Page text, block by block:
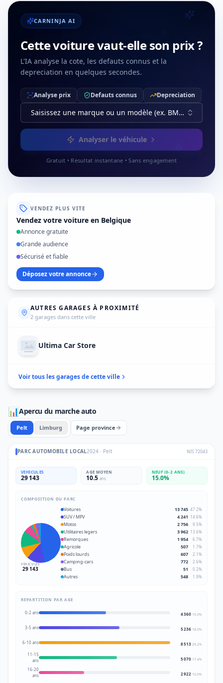
CARNINJA AI
Cette voiture vaut-elle son prix ?
L'IA analyse la cote, les defauts connus et la
depreciation en quelques secondes.
Analyse prix Defauts connus Depreciation
Saisissez une marque ou un modèle (ex. BMW, Série 3)
Analyser le véhicule
Gratuit • Resultat instantane • Sans engagement
VENDEZ PLUS VITE
Vendez votre voiture en Belgique
Annonce gratuite
Grande audience
Sécurisé et fiable
Déposez votre annonce
AUTRES GARAGES À PROXIMITÉ
2 garages dans cette ville
Ultima Car Store
Voir tous les garages de cette ville
📊Apercu du marche auto
Pelt Limburg Page province
PARC AUTOMOBILE LOCAL2024 · Pelt NIS72043
VEHICULES
29 143
AGE MOYEN
10.5 ans
NEUF (0-2 ANS)
15.0%
COMPOSITION DU PARC
VEHICULES
29 143
Voitures 13 745 47.2%
SUV / MPV 4 241 14.6%
Motos 2 756 9.5%
Utilitaires legers 3 962 13.6%
Remorques 1 954 6.7%
Agricole 507 1.7%
Poids lourds 607 2.1%
Camping-cars 772 2.6%
Bus 51 0.2%
Autres 548 1.9%
REPARTITION PAR AGE
0-2 ans 4 360 15.0%
3-5 ans 5 236 18.0%
6-10 ans 8 513 29.2%
11-15
ans
5 070 17.4%
16-20
ans
2 922 10.0%